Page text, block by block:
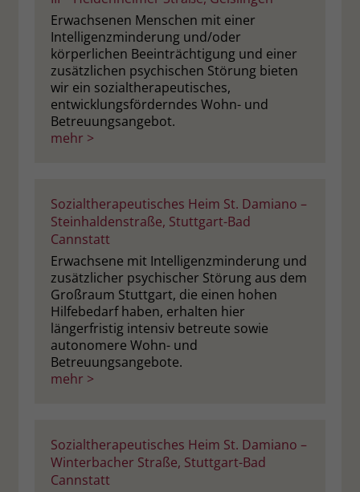
Erwachsenen Menschen mit einer
Intelligenzminderung und/oder
körperlichen Beeinträchtigung und einer
zusätzlichen psychischen Störung bieten
wir ein sozialtherapeutisches,
entwicklungsförderndes Wohn- und
Betreuungsangebot.
mehr >
Sozialtherapeutisches Heim St. Damiano –
Steinhaldenstraße, Stuttgart-Bad
Cannstatt
Erwachsene mit Intelligenzminderung und
zusätzlicher psychischer Störung aus dem
Großraum Stuttgart, die einen hohen
Hilfebedarf haben, erhalten hier
längerfristig intensiv betreute sowie
autonomere Wohn- und
Betreuungsangebote.
mehr >
Sozialtherapeutisches Heim St. Damiano –
Winterbacher Straße, Stuttgart-Bad
Cannstatt